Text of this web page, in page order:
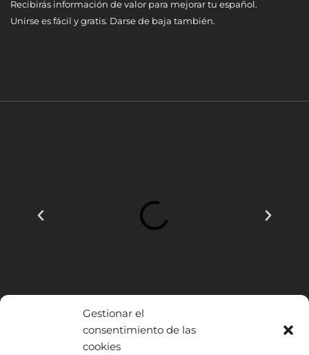
Gestionar el
consentimiento de las
cookies
Recibirás información de valor para mejorar tu español.
Unirse es fácil y gratis. Darse de baja también.